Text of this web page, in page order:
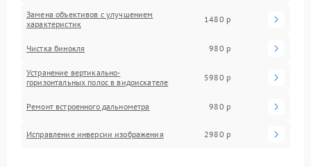
Замена объективов с улучшением
характеристик
1480 р
Чистка бинокля 980 р
Устранение вертикально-
горизонтальных полос в видоискателе
5980 р
Ремонт встроенного дальнометра 980 р
Исправление инверсии изображения 2980 р